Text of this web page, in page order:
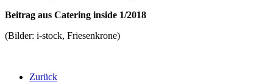
Beitrag aus Catering inside 1/2018
(Bilder: i-stock, Friesenkrone)
Zurück